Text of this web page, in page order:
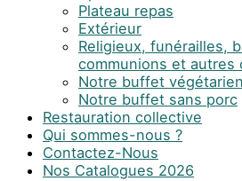
Plateau repas
Extérieur
Religieux, funérailles,
communions et autres
Notre buffet végétarien
Notre buffet sans porc
Restauration collective
Qui sommes-nous ?
Contactez-Nous
Nos Catalogues 2026